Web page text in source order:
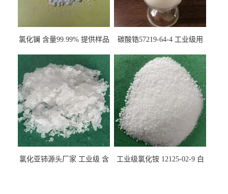
氯化镧 含量99.99% 提供样品
碳酸锆57219-64-4 工业级用
氯化亚铈源头厂家 工业级 含
工业级氯化铵 12125-02-9 白